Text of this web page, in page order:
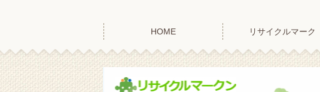
HOME リサイクルマーク